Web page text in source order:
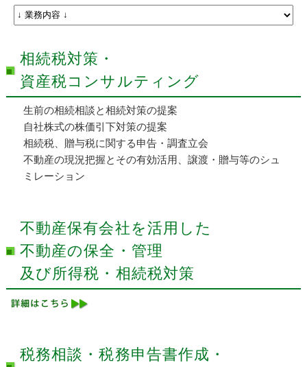
相続税対策・
資産税コンサルティング
生前の相続相談と相続対策の提案
自社株式の株価引下対策の提案
相続税、贈与税に関する申告・調査立会
不動産の現況把握とその有効活用、譲渡・贈与等のシュ
ミレーション
不動産保有会社を活用した
不動産の保全・管理
及び所得税・相続税対策
税務相談・税務申告書作成・